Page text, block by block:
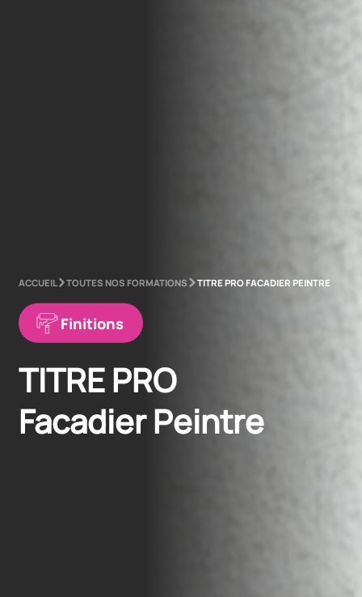
ACCUEIL TOUTES NOS FORMATIONS TITRE PRO FACADIER PEINTRE
Finitions
TITRE PRO
Facadier Peintre